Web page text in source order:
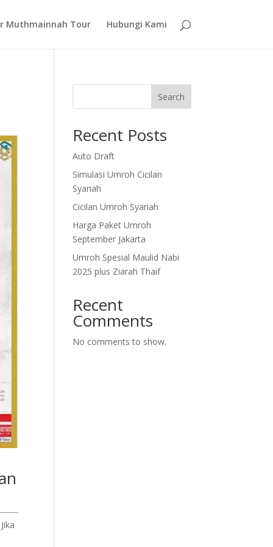
Muthmainnah Tour Hubungi Kami
Search
Recent Posts
Auto Draft
Simulasi Umroh Cicilan
Syariah
Cicilan Umroh Syariah
Harga Paket Umroh
September Jakarta
Umroh Spesial Maulid Nabi
2025 plus Ziarah Thaif
Recent
Comments
No comments to show.